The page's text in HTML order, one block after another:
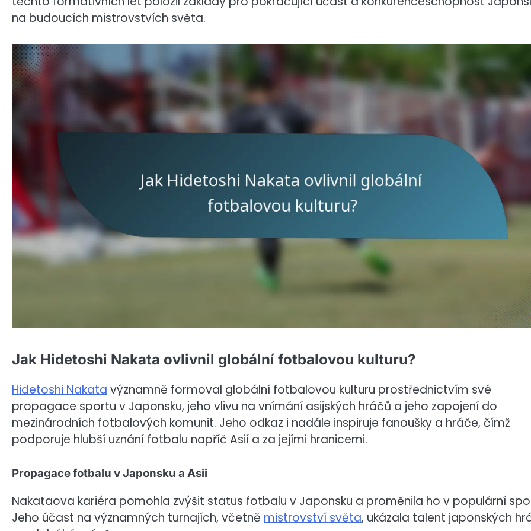
na budoucích mistrovstvích světa.
Jak Hidetoshi Nakata ovlivnil globální fotbalovou kulturu?
Hidetoshi Nakata významně formoval globální fotbalovou kulturu prostřednictvím své
propagace sportu v Japonsku, jeho vlivu na vnímání asijských hráčů a jeho zapojení do
mezinárodních fotbalových komunit. Jeho odkaz i nadále inspiruje fanoušky a hráče, čímž
podporuje hlubší uznání fotbalu napříč Asií a za jejími hranicemi.
Propagace fotbalu v Japonsku a Asii
Nakataova kariéra pomohla zvýšit status fotbalu v Japonsku a proměnila ho v populární
Jeho účast na významných turnajích, včetně mistrovství světa, ukázala talent japonských